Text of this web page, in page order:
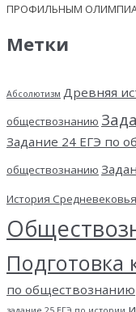
ПРОФИЛЬНЫМ
Метки
Абсолютизм Древняя
обществознанию
Задание 24 ЕГЭ по
обществознанию
История Средневековья
Подготовка
по обществознанию